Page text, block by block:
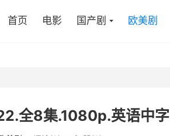
首页 电影 国产剧 欧美剧
全8集.1080p.英语中字